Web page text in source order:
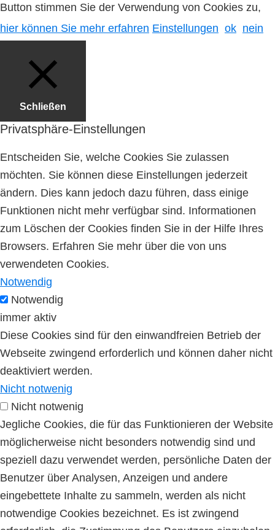
Button stimmen Sie der Verwendung von Cookies zu,
hier können Sie mehr erfahren Einstellungen ok nein
Schließen
Privatsphäre-Einstellungen
Entscheiden Sie, welche Cookies Sie zulassen
möchten. Sie können diese Einstellungen jederzeit
ändern. Dies kann jedoch dazu führen, dass einige
Funktionen nicht mehr verfügbar sind. Informationen
zum Löschen der Cookies finden Sie in der Hilfe Ihres
Browsers. Erfahren Sie mehr über die von uns
verwendeten Cookies.
Notwendig
Notwendig
immer aktiv
Diese Cookies sind für den einwandfreien Betrieb der
Webseite zwingend erforderlich und können daher nicht
deaktiviert werden.
Nicht notwenig
Nicht notwenig
Jegliche Cookies, die für das Funktionieren der Website
möglicherweise nicht besonders notwendig sind und
speziell dazu verwendet werden, persönliche Daten der
Benutzer über Analysen, Anzeigen und andere
eingebettete Inhalte zu sammeln, werden als nicht
notwendige Cookies bezeichnet. Es ist zwingend